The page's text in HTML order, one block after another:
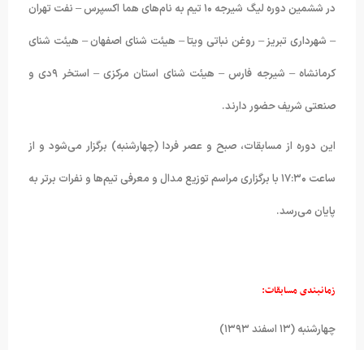
در ششمین دوره لیگ شیرجه ۱۰ تیم به نام‌های هما اکسپرس – نفت تهران
– شهرداری تبریز – روغن نباتی ویتا – هیئت شنای اصفهان – هیئت شنای
کرمانشاه – شیرجه فارس – هیئت شنای استان مرکزی – استخر ۹دی و
صنعتی شریف حضور دارند.
این دوره از مسابقات، صبح و عصر فردا (چهارشنبه) برگزار می‌شود و از
ساعت ۱۷:۳۰ با برگزاری مراسم توزیع مدال و معرفی تیم‌ها و نفرات برتر به
پایان می‌رسد.
زمانبندی مسابقات:
چهارشنبه (۱۳ اسفند ۱۳۹۳)